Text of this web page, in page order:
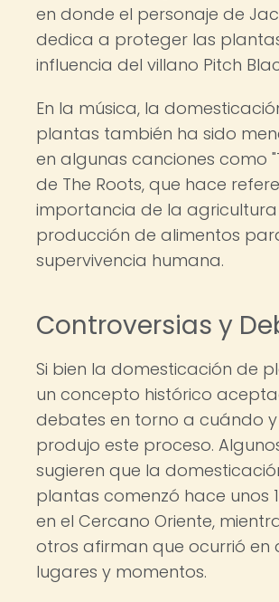
en donde el personaje de
dedica a proteger las
influencia del villano Pitch
En la música, la
plantas también ha sido
en algunas canciones como
de The Roots, que hace
importancia de la agricultura
producción de alimentos
supervivencia humana.
Controversias y
Si bien la domesticación de
un concepto histórico
debates en torno a cuándo
produjo este proceso.
sugieren que la
plantas comenzó hace unos
en el Cercano Oriente,
otros afirman que ocurrió en
lugares y momentos.